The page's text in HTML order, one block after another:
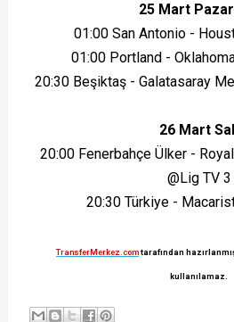
25 Mart
01:00 San Antonio -
01:00 Portland -
20:30 Beşiktaş - Galatasaray
26 Mart
20:00 Fenerbahçe Ülker -
@Lig TV 3
20:30 Türkiye -
TransferMerkez.comtarafından
kullanılamaz.